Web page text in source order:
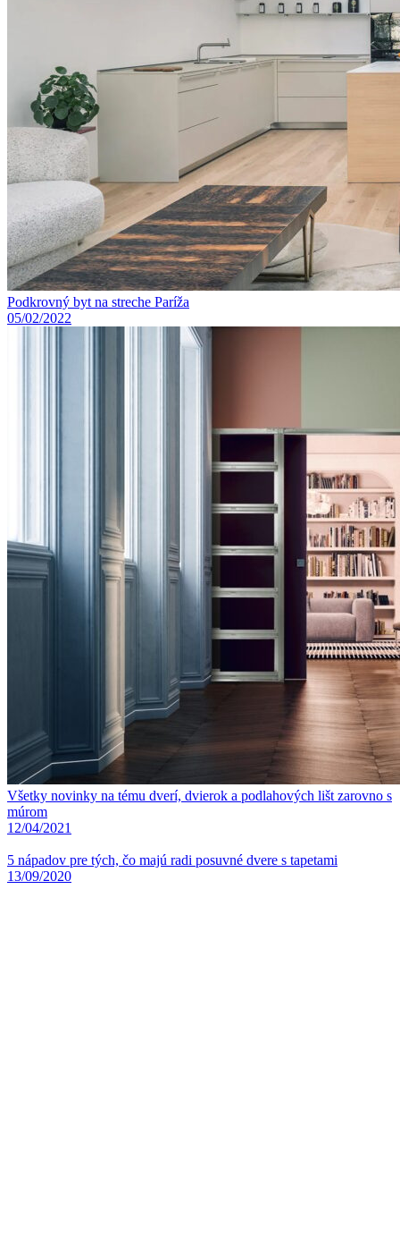
Podkrovný byt na streche Paríža
05/02/2022
Všetky novinky na tému dverí, dvierok a podlahových lišt zarovno s
múrom
12/04/2021
5 nápadov pre tých, čo majú radi posuvné dvere s tapetami
13/09/2020